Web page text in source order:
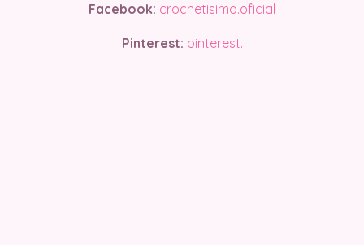
Facebook: crochetisimo.oficial
Pinterest: pinterest.